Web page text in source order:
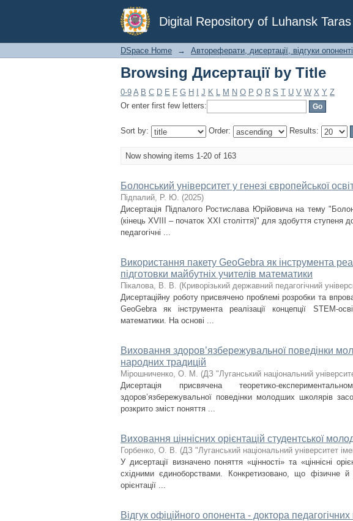
Digital Repository of Luhansk
Browsing Дисертації by Title
DSpace Home → Автореферати, дисертації, відгуки
Browsing Дисертації by Title
0-9 A B C D E F G H J K L M N O P Q R S T U V W X Y Z
Or enter first few letters:
Sort by: Order: Results:
Now showing items 1-20 of 163
Болонський університет у генезі європейської
Підпалий, Р. Ю. (2025)
Дисертація Підпалого Ростислава Юрійовича на тему
(кінець XVIII – початок ХХІ століття)" для здобуття ступеня
педагогічні ...
Використання пакету GeoGebra як інструмента
підготовки майбутніх учителів математики
Пікалова, В. В. (Криворізький державний педагогічний
Дисертаційну роботу присвячено проблемі розробки та
GeoGebra як інструмента реалізації концепції STEM-
математики. На основі ...
Виховання здоров’язбережувальної поведінки
народних традицій
Мірошниченко, О. М. (ДЗ "Луганський національний
Дисертація присвячена теоретико-
здоров’язбережувальної поведінки молодших школярів
розкрито зміст поняття ...
Виховання ціннісних орієнтацій студентської
Горбенко, О. В. (ДЗ "Луганський національний університет
У дисертації визначено поняття «цінності» та «ціннісні
східними єдиноборствами. Конкретизовано, що фізичне й
орієнтації ...
Відгук офіційного опонента - доктора